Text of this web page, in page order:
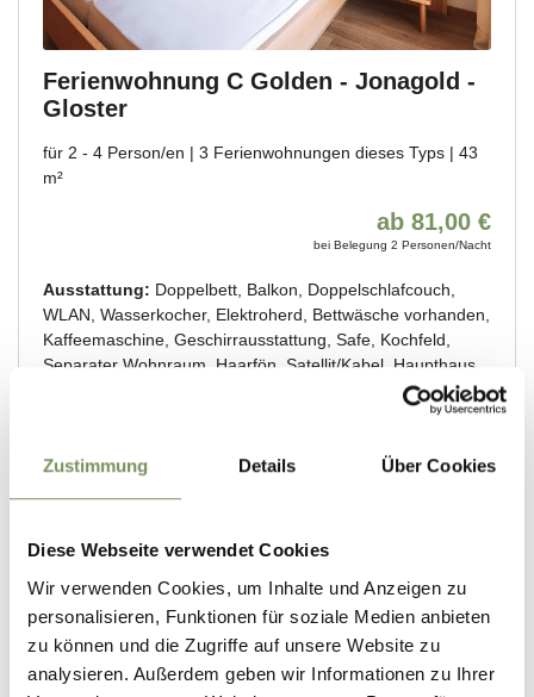
Zustimmung Details Über Cookies
Diese Webseite verwendet Cookies
Wir verwenden Cookies, um Inhalte und Anzeigen zu
personalisieren, Funktionen für soziale Medien anbieten
zu können und die Zugriffe auf unsere Website zu
analysieren. Außerdem geben wir Informationen zu Ihrer